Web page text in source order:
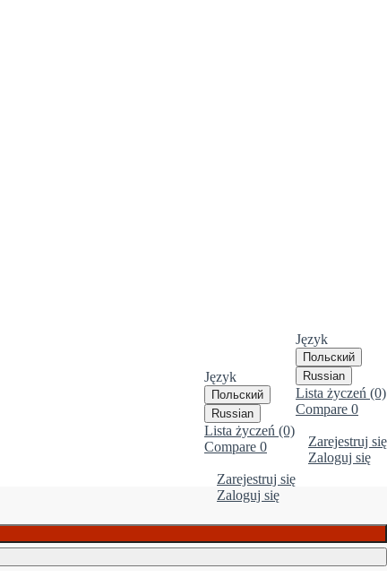
Język
Польский
Russian
Lista życzeń (0)
Compare 0
Zarejestruj się
Zaloguj się
Język
Польский
Russian
Lista życzeń (0)
Compare 0
Zarejestruj się
Zaloguj się